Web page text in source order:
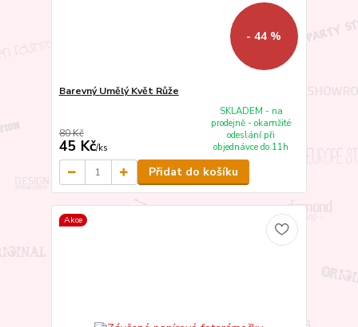
- 44 %
Barevný Umělý Květ Růže
80 Kč
45 Kč/ks
SKLADEM - na
prodejně - okamžité
odeslání při
objednávce do 11h
Přidat do košíku
Akce